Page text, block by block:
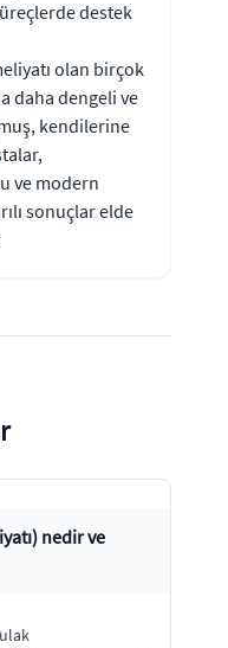
destek
olan birçok
daha dengeli ve
kendilerine
ve modern
sonuçlar elde
nedir ve